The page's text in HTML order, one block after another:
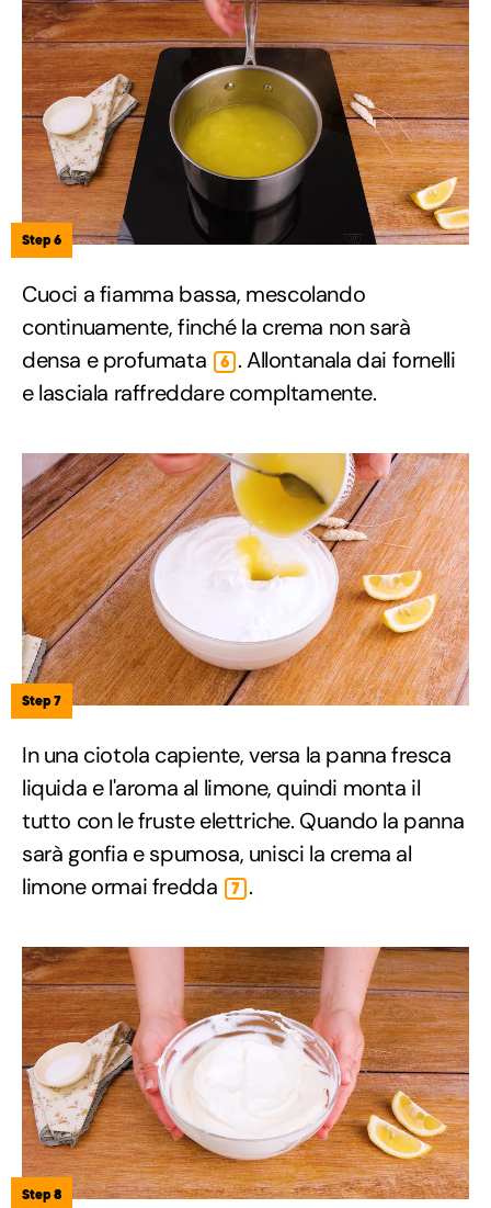
Step 6
Cuoci a fiamma bassa, mescolando
continuamente, finché la crema non sarà
densa e profumata
6 . Allontanala dai fornelli
e lasciala raffreddare compltamente.
Step 7
In una ciotola capiente, versa la panna fresca
liquida e l'aroma al limone, quindi monta il
tutto con le fruste elettriche. Quando la panna
sarà gonfia e spumosa, unisci la crema al
limone ormai fredda
7 .
Step 8